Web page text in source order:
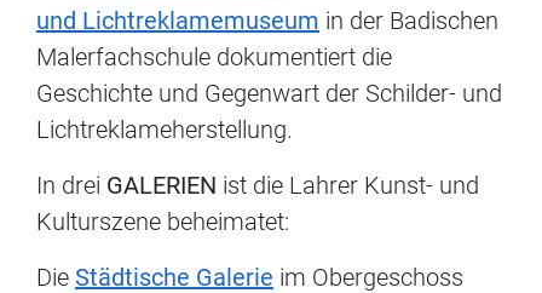
und Lichtreklamemuseum in der Badischen
Malerfachschule dokumentiert die
Geschichte und Gegenwart der Schilder- und
Lichtreklameherstellung.
In drei GALERIEN ist die Lahrer Kunst- und
Kulturszene beheimatet:
Die Städtische Galerie im Obergeschoss